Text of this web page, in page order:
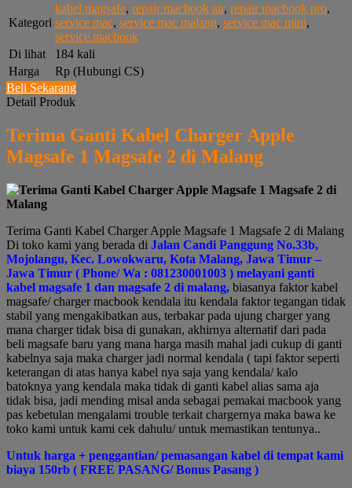
Kategori
kabel magsafe, repair macbook air, repair macbook pro,
service mac, service mac malang, service mac mini,
service macbook
Di lihat
184 kali
Harga
Rp (Hubungi CS)
Beli Sekarang
Detail Produk
Terima Ganti Kabel Charger Apple
Magsafe 1 Magsafe 2 di Malang
Terima Ganti Kabel Charger Apple Magsafe 1 Magsafe 2 di Malang
Di toko kami yang berada di Jalan Candi Panggung No.33b,
Mojolangu, Kec. Lowokwaru, Kota Malang, Jawa Timur –
Jawa Timur ( Phone/ Wa : 081230001003 ) melayani ganti
kabel magsafe 1 dan magsafe 2 di malang, biasanya faktor kabel
magsafe/ charger macbook kendala itu kendala faktor tegangan tidak
stabil yang mengakibatkan aus, terbakar pada ujung charger yang
mana charger tidak bisa di gunakan, akhirnya alternatif dari pada
beli magsafe baru yang mana harga masih mahal jadi cukup di ganti
kabelnya saja maka charger jadi normal kendala ( tapi faktor seperti
keterangan di atas hanya kabel nya saja yang kendala/ kalo
batoknya yang kendala maka tidak di ganti kabel alias sama aja
tidak bisa, jadi mending misal anda sebagai pemakai macbook yang
pas kebetulan mengalami trouble terkait chargernya maka bawa ke
toko kami untuk kami cek dahulu/ untuk memastikan tentunya..
Untuk harga + penggantian/ pemasangan kabel di tempat kami
biaya 150rb ( FREE PASANG/ Bonus Pasang )